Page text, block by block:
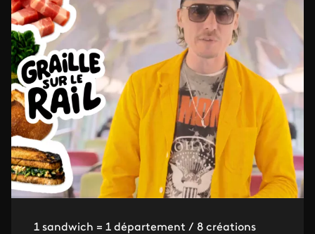
1 sandwich = 1 département / 8 créations